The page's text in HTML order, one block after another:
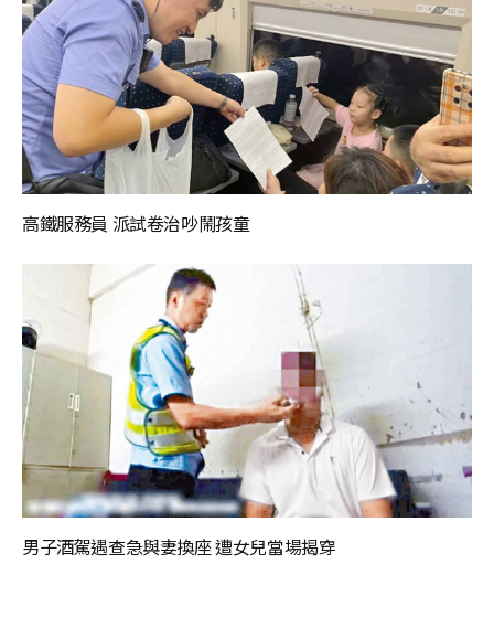
高鐵服務員 派試卷治吵鬧孩童
男子酒駕遇查急與妻換座 遭女兒當場揭穿